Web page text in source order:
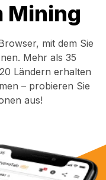
Mining
mit dem Sie
Mehr als 35
Ländern erhalten
– probieren Sie
aus!